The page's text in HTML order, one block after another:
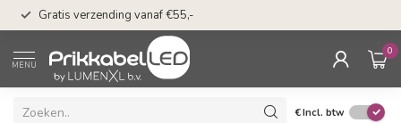
Gratis verzending vanaf €55,-
MENU
0
€Incl. btw